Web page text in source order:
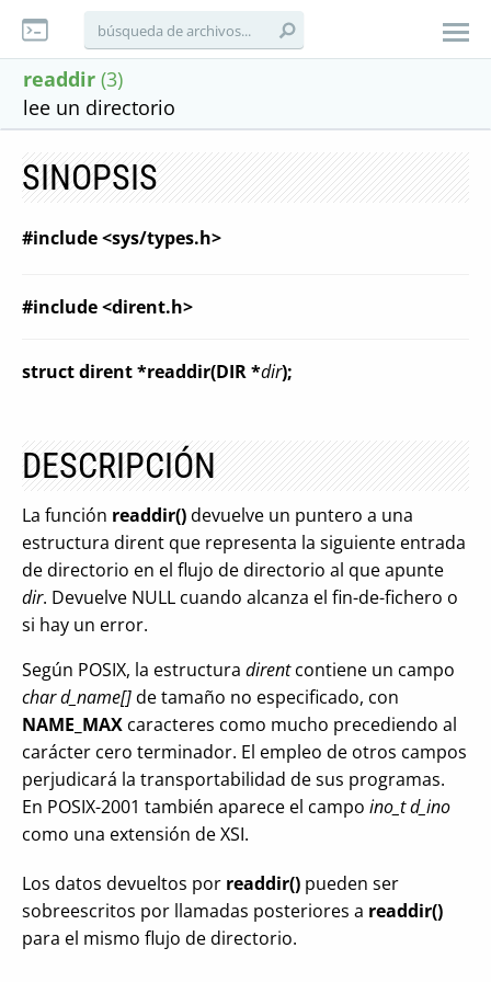
readdir (3)
lee un directorio
SINOPSIS
#include <sys/types.h>
#include <dirent.h>
struct dirent *readdir(DIR *dir);
DESCRIPCIÓN
La función readdir()devuelve un puntero a una
estructura dirent que representa la siguiente entrada
de directorio en el flujo de directorio al que apunte
dir. Devuelve NULL cuando alcanza el fin-de-fichero o
si hay un error.
Según POSIX, la estructura direntcontiene un campo
char d_name[]de tamaño no especificado, con
NAME_MAX caracteres como mucho precediendo al
carácter cero terminador. El empleo de otros campos
perjudicará la transportabilidad de sus programas.
En POSIX-2001 también aparece el campo ino_t d_ino
como una extensión de XSI.
Los datos devueltos por readdir() pueden ser
sobreescritos por llamadas posteriores a readdir()
para el mismo flujo de directorio.